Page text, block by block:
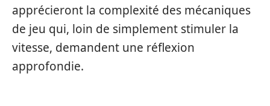
apprécieront la complexité des mécaniques
de jeu qui, loin de simplement stimuler la
vitesse, demandent une réflexion
approfondie.